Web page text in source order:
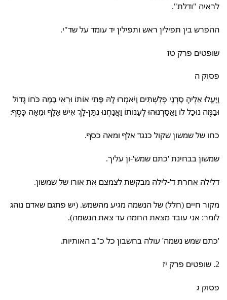
לראיה "ודלת".
ההפרש בין תפילין ראש ותפילין יד עומד על שד"י.
שופטים פרק טז
פסוק ה
וַיַּעֲלוּ אֵלֶיהָ סַרְנֵי פְלִשְׁתִּים וַיֹּאמְרוּ לָהּ פַּתִּי אוֹתוֹ וּרְאִי בַּמֶּה כֹּחוֹ גָדוֹל
וּבַמֶּה נוּכַל לוֹ וַאֲסַרְנוּהוּ לְעַנּוֹתוֹ וַאֲנַחְנוּ נִתַּן-לָךְ אִישׁ אֶלֶף וּמֵאָה כָּסֶף:
כחו של שמשון שקול כנגד אלף ומאה כסף.
שמשון בבחינת 'כתם שמש'-ון עליך.
דלילה אחרת ד'-לילה מבקשת לצמצם את אורו של שמשון.
מקור חיים (חלל) של הנשמה מגיע מהשמש. (יש פתגם שאדם נוהג
לומר: אני עובד מצאת החמה עד צאת הנשמה).
'כתם שמש נשמה' עולה בחשבון כל כ"ב האותיות.
2. שופטים פרק יז
פסוק ג